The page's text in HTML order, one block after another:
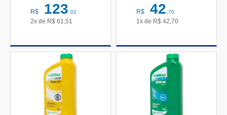
R$ 123,02
2x de R$ 61,51
R$ 42,70
1x de R$ 42,70